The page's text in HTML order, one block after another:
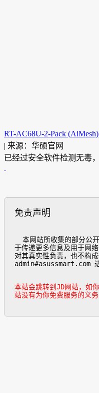
RT-AC68U-2-Pack
| 来源：华硕官网
已经过安全软件检测无毒
免责声明
于传递更多信息及用于网
对其真实性负责，也不构
admin#asussmart.com 进
本站会跳转到JD网站，如
站没有为你免费服务的义